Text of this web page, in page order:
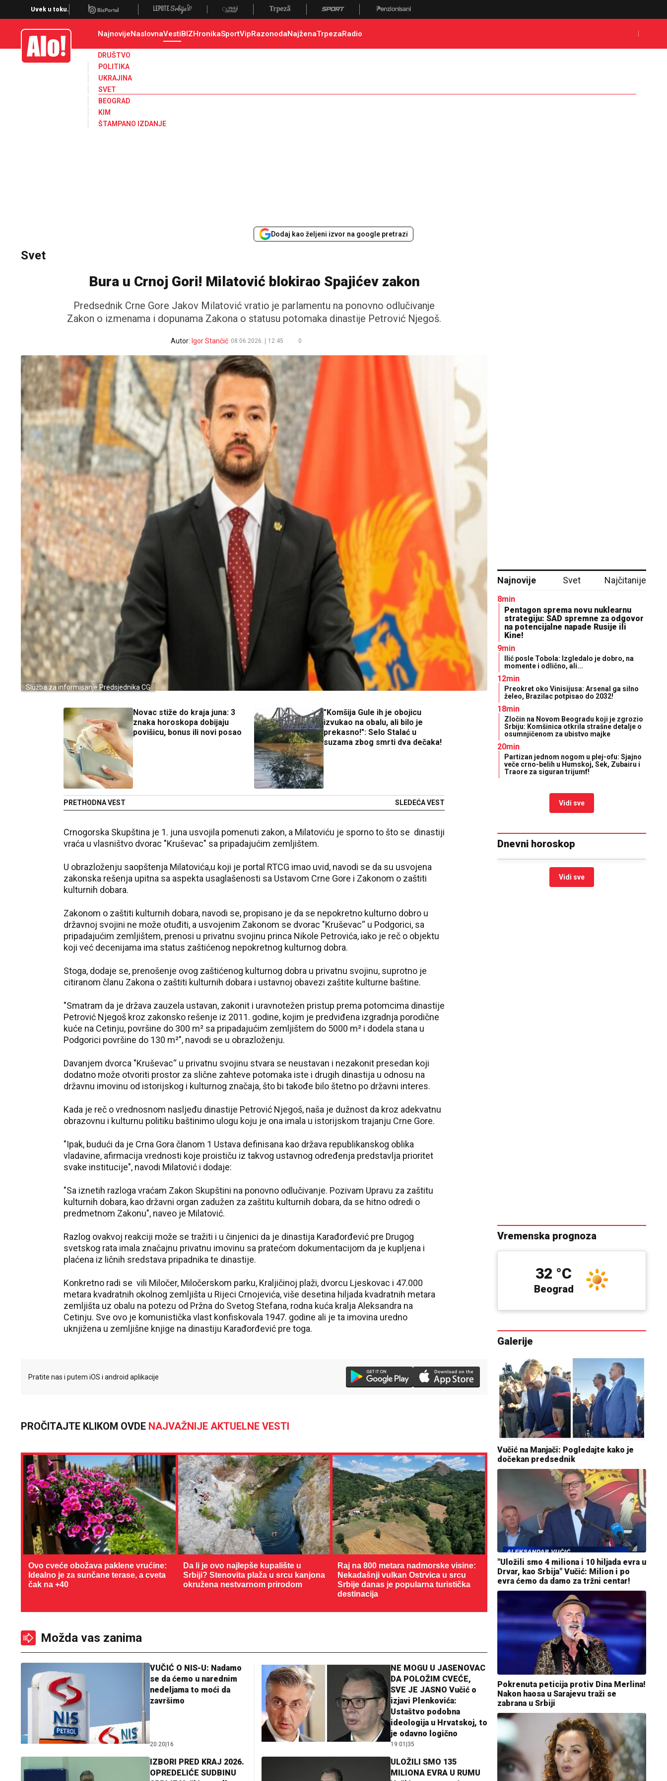
Svet, Ruske vesti, Planeta, Region
Uvek u toku.
Alo NajnovijeNaslovnaVestiBIZHronikaSportVipRazonodaNajženaTrpezaRadio
DRUŠTVO
POLITIKA
UKRAJINA
SVET
BEOGRAD
KIM
ŠTAMPANO IZDANJE
Dodaj kao željeni izvor na google pretrazi
Svet
Bura u Crnoj Gori! Milatović blokirao Spajićev zakon
Predsednik Crne Gore Jakov Milatović vratio je parlamentu na ponovno odlučivanje
Zakon o izmenama i dopunama Zakona o statusu potomaka dinastije Petrović Njegoš.
Autor: Igor Stančić 08.06.2026. 12:45 0
Služba za informisanje Predsjednika CG
Novac stiže do kraja juna: 3
znaka horoskopa dobijaju
povišicu, bonus ili novi posao
PRETHODNA VEST
"Komšija Gule ih je obojicu
izvukao na obalu, ali bilo je
prekasno!": Selo Stalać u
suzama zbog smrti dva dečaka!
SLEDEĆA VEST
Crnogorska Skupština je 1. juna usvojila pomenuti zakon, a Milatoviću je sporno to što se dinastiji
vraća u vlasništvo dvorac "Kruševac" sa pripadajućim zemljištem.
U obrazloženju saopštenja Milatovića,u koji je portal RTCG imao uvid, navodi se da su usvojena
zakonska rešenja upitna sa aspekta usaglašenosti sa Ustavom Crne Gore i Zakonom o zaštiti
kulturnih dobara.
Zakonom o zaštiti kulturnih dobara, navodi se, propisano je da se nepokretno kulturno dobro u
državnoj svojini ne može otuđiti, a usvojenim Zakonom se dvorac "Kruševac“ u Podgorici, sa
pripadajućim zemljištem, prenosi u privatnu svojinu princa Nikole Petrovića, iako je reč o objektu
koji već decenijama ima status zaštićenog nepokretnog kulturnog dobra.
Stoga, dodaje se, prenošenje ovog zaštićenog kulturnog dobra u privatnu svojinu, suprotno je
citiranom članu Zakona o zaštiti kulturnih dobara i ustavnoj obavezi zaštite kulturne baštine.
"Smatram da je država zauzela ustavan, zakonit i uravnotežen pristup prema potomcima dinastije
Petrović Njegoš kroz zakonsko rešenje iz 2011. godine, kojim je predviđena izgradnja porodične
kuće na Cetinju, površine do 300 m² sa pripadajućim zemljištem do 5000 m² i dodela stana u
Podgorici površine do 130 m²", navodi se u obrazloženju.
Davanjem dvorca "Kruševac“ u privatnu svojinu stvara se neustavan i nezakonit presedan koji
dodatno može otvoriti prostor za slične zahteve potomaka iste i drugih dinastija u odnosu na
državnu imovinu od istorijskog i kulturnog značaja, što bi takođe bilo štetno po državni interes.
Kada je reč o vrednosnom nasljeđu dinastije Petrović Njegoš, naša je dužnost da kroz adekvatnu
obrazovnu i kulturnu politiku baštinimo ulogu koju je ona imala u istorijskom trajanju Crne Gore.
"Ipak, budući da je Crna Gora članom 1 Ustava definisana kao država republikanskog oblika
vladavine, afirmacija vrednosti koje proističu iz takvog ustavnog određenja predstavlja prioritet
svake institucije", navodi Milatović i dodaje:
"Sa iznetih razloga vraćam Zakon Skupštini na ponovno odlučivanje. Pozivam Upravu za zaštitu
kulturnih dobara, kao državni organ zadužen za zaštitu kulturnih dobara, da se hitno odredi o
predmetnom Zakonu", naveo je Milatović.
Razlog ovakvoj reakciji može se tražiti i u činjenici da je dinastija Karađorđević pre Drugog
svetskog rata imala značajnu privatnu imovinu sa pratećom dokumentacijom da je kupljena i
plaćena iz ličnih sredstava pripadnika te dinastije.
Konkretno radi se vili Miločer, Miločerskom parku, Kraljičinoj plaži, dvorcu Ljeskovac i 47.000
metara kvadratnih okolnog zemljišta u Rijeci Crnojevića, više desetina hiljada kvadratnih metara
zemljišta uz obalu na potezu od Pržna do Svetog Stefana, rodna kuća kralja Aleksandra na
Cetinju. Sve ovo je komunistička vlast konfiskovala 1947. godine ali je ta imovina uredno
uknjižena u zemljišne knjige na dinastiju Karađorđević pre toga.
Pratite nas i putem iOS i android aplikacije
PROČITAJTE KLIKOM OVDE NAJVAŽNIJE AKTUELNE VESTI
Ovo cveće obožava paklene vrućine:
Idealno je za sunčane terase, a cveta
čak na +40
Da li je ovo najlepše kupalište u
Srbiji? Stenovita plaža u srcu kanjona
okružena nestvarnom prirodom
Raj na 800 metara nadmorske visine:
Nekadašnji vulkan Ostrvica u srcu
Srbije danas je popularna turistička
destinacija
Možda vas zanima
VUČIĆ O NIS-U: Nadamo
se da ćemo u narednim
nedeljama to moći da
završimo
20:20 16
NE MOGU U JASENOVAC
DA POLOŽIM CVEĆE,
SVE JE JASNO Vučić o
izjavi Plenkovića:
Ustaštvo podobna
ideologija u Hrvatskoj, to
je odavno logično
19:01 35
IZBORI PRED KRAJ 2026.
OPREDELIĆE SUDBINU
ULOŽILI SMO 135
MILIONA EVRA U RUMU
Najnovije Svet Najčitanije
8min
Pentagon sprema novu nuklearnu
strategiju: SAD spremne za odgovor
na potencijalne napade Rusije ili
Kine!
9min
Ilić posle Tobola: Izgledalo je dobro, na
momente i odlično, ali...
12min
Preokret oko Vinisijusa: Arsenal ga silno
želeo, Brazilac potpisao do 2032!
18min
Zločin na Novom Beogradu koji je zgrozio
Srbiju: Komšinica otkrila strašne detalje o
osumnjičenom za ubistvo majke
20min
Partizan jednom nogom u plej-ofu: Sjajno
veče crno-belih u Humskoj, Sek, Zubairu i
Traore za siguran trijumf!
Vidi sve
Dnevni horoskop
Vidi sve
Vremenska prognoza
Loznica Beograd
32 °C
Galerije
Vučić na Manjači: Pogledajte kako je
dočekan predsednik
"Uložili smo 4 miliona i 10 hiljada evra u
Drvar, kao Srbija" Vučić: Milion i po
evra ćemo da damo za tržni centar!
Pokrenuta peticija protiv Dina Merlina!
Nakon haosa u Sarajevu traži se
zabrana u Srbiji